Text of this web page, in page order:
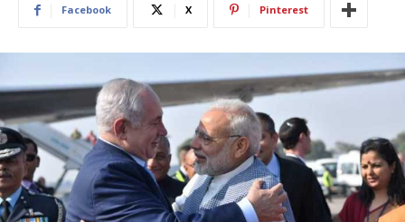
Facebook X Pinterest